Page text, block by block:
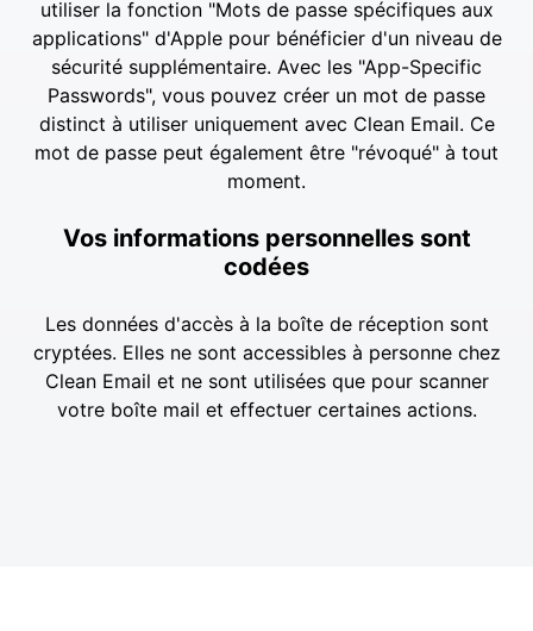
utiliser la fonction "Mots de passe spécifiques aux
applications" d'Apple pour bénéficier d'un niveau de
sécurité supplémentaire. Avec les "App-Specific
Passwords", vous pouvez créer un mot de passe
distinct à utiliser uniquement avec Clean Email. Ce
mot de passe peut également être "révoqué" à tout
moment.
Vos informations personnelles sont
codées
Les données d'accès à la boîte de réception sont
cryptées. Elles ne sont accessibles à personne chez
Clean Email et ne sont utilisées que pour scanner
votre boîte mail et effectuer certaines actions.